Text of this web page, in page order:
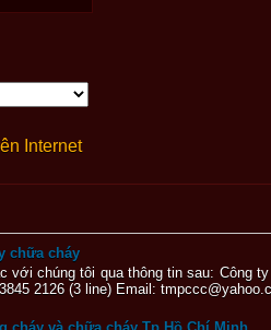
Internet
chữa cháy
với chúng tôi qua thông tin sau: Công
2126 (3 line) Email: